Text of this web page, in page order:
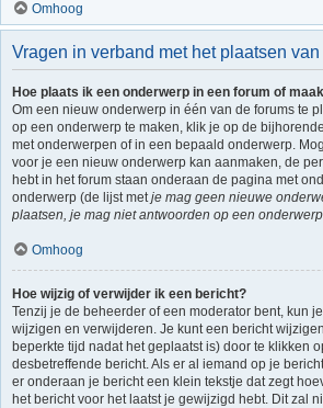
Omhoog
Vragen in verband met het plaatsen
Hoe plaats ik een onderwerp in een forum of
Om een nieuw onderwerp in één van de forums te
op een onderwerp te maken, klik je op de
met onderwerpen of in een bepaald onderwerp.
voor je een nieuw onderwerp kan aanmaken, de
hebt in het forum staan onderaan de pagina met
onderwerp (de lijst metje mag geen nieuwe
plaatsen, je mag niet antwoorden op een
Omhoog
Hoe wijzig of verwijder ik een bericht?
Tenzij je de beheerder of een moderator bent, kun
wijzigen en verwijderen. Je kunt een bericht
beperkte tijd nadat het geplaatst is) door te klikken
desbetreffende bericht. Als er al iemand op je
er onderaan je bericht een klein tekstje dat zegt
het bericht voor het laatst je gewijzigd hebt. Dit zal